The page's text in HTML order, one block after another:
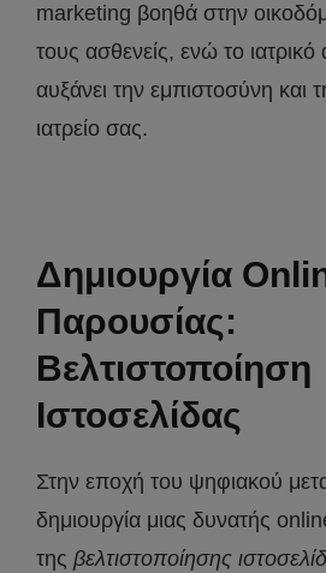
marketing βοηθά στην
τους ασθενείς, ενώ το
αυξάνει την εμπιστοσύνη και
ιατρείο σας.
Δημιουργία
Παρουσίας:
Βελτιστοποίηση
Ιστοσελίδας
Στην εποχή του ψηφιακού
δημιουργία μιας δυνατής
της βελτιστοποίησης